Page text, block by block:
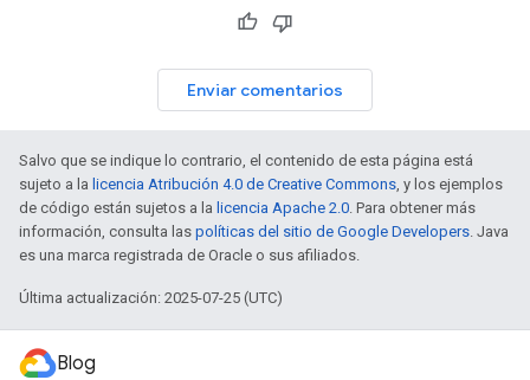
Enviar comentarios
Salvo que se indique lo contrario, el contenido de esta página está
sujeto a la licencia Atribución 4.0 de Creative Commons, y los ejemplos
de código están sujetos a la licencia Apache 2.0. Para obtener más
información, consulta las políticas del sitio de Google Developers. Java
es una marca registrada de Oracle o sus afiliados.
Última actualización: 2025-07-25 (UTC)
Blog